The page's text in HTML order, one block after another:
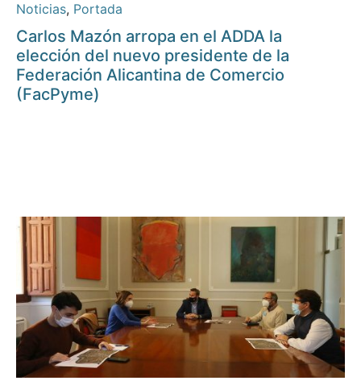
Noticias, Portada
Carlos Mazón arropa en el ADDA la
elección del nuevo presidente de la
Federación Alicantina de Comercio
(FacPyme)